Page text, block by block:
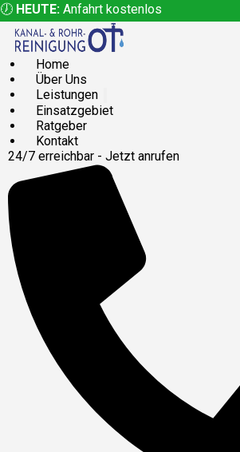
🕖 HEUTE: Anfahrt kostenlos
Home
Über Uns
Leistungen
Einsatzgebiet
Ratgeber
Kontakt
24/7 erreichbar - Jetzt anrufen